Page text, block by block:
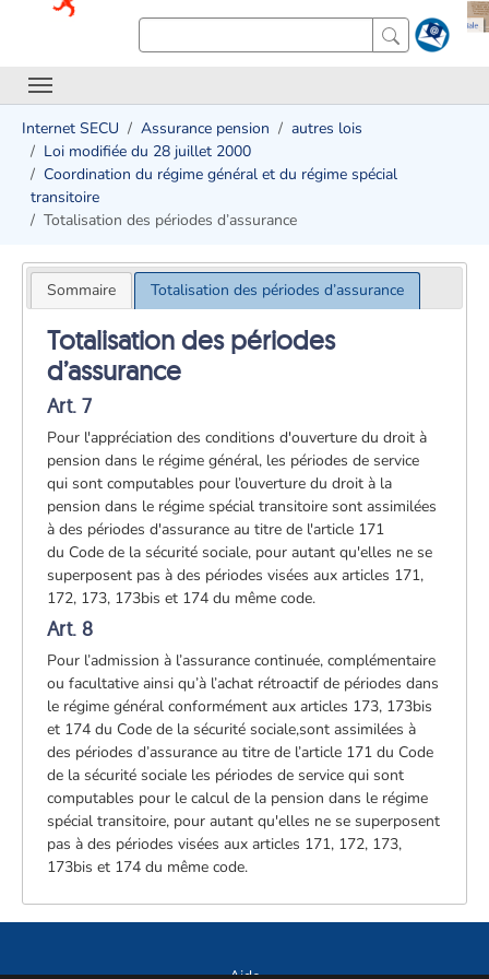
Internet SECU Assurance pension
autres lois
Loi modifiée du 28 juillet 2000
Coordination du régime général et du régime spécial
transitoire
Totalisation des périodes d’assurance
Sommaire Totalisation des périodes d’assurance
Totalisation des périodes
d’assurance
Art. 7
Pour l'appréciation des conditions d'ouverture du droit à
pension dans le régime général, les périodes de service
qui sont computables pour l’ouverture du droit à la
pension dans le régime spécial transitoire sont assimilées
à des périodes d'assurance au titre de l'article 171
du Code de la sécurité sociale, pour autant qu'elles ne se
superposent pas à des périodes visées aux articles 171,
172, 173, 173bis et 174 du même code.
Art. 8
Pour l’admission à l’assurance continuée, complémentaire
ou facultative ainsi qu’à l’achat rétroactif de périodes dans
le régime général conformément aux articles 173, 173bis
et 174 du Code de la sécurité sociale,sont assimilées à
des périodes d’assurance au titre de l’article 171 du Code
de la sécurité sociale les périodes de service qui sont
computables pour le calcul de la pension dans le régime
spécial transitoire, pour autant qu'elles ne se superposent
pas à des périodes visées aux articles 171, 172, 173,
173bis et 174 du même code.